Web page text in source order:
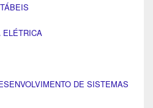
ELÉTRICA
DE SISTEMAS